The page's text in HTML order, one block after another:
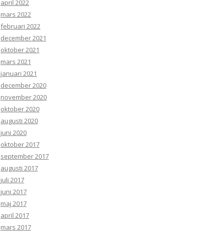
april 2022
mars 2022
februari 2022
december 2021
oktober 2021
mars 2021
januari 2021
december 2020
november 2020
oktober 2020
augusti 2020
juni 2020
oktober 2017
september 2017
augusti 2017
juli 2017
juni 2017
maj 2017
april 2017
mars 2017